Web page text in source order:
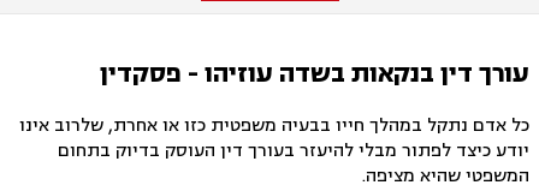
עורך דין בנקאות בשדה עוזיהו - פסקדין
כל אדם נתקל במהלך חייו בבעיה משפטית כזו או אחרת, שלרוב אינו
יודע כיצד לפתור מבלי להיעזר בעורך דין העוסק בדיוק בתחום
המשפטי שהיא מציפה.